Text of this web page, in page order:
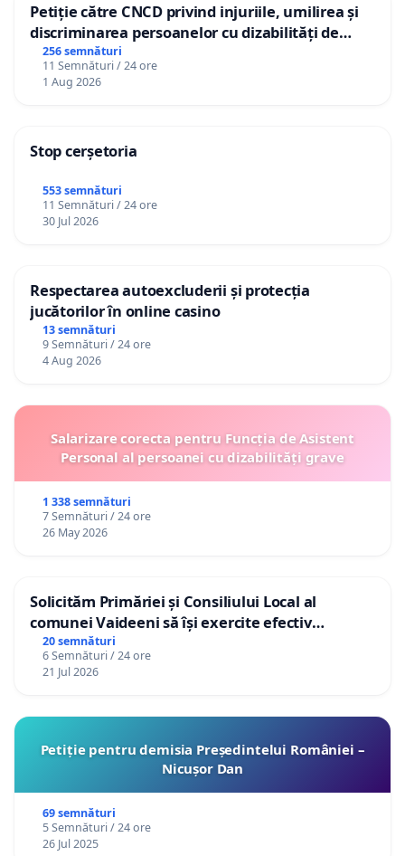
Petiție către CNCD privind injuriile, umilirea și
discriminarea persoanelor cu dizabilități de
către utilizatorul TikTok „Gorici”
256 semnături
11 Semnături / 24 ore
1 Aug 2026
Stop cerșetoria
553 semnături
11 Semnături / 24 ore
30 Jul 2026
Respectarea autoexcluderii și protecția
jucătorilor în online casino
13 semnături
9 Semnături / 24 ore
4 Aug 2026
Salarizare corecta pentru Funcția de Asistent
Personal al persoanei cu dizabilități grave
1 338 semnături
7 Semnături / 24 ore
26 May 2026
Solicităm Primăriei și Consiliului Local al
comunei Vaideeni să își exercite efectiv
atribuțiile legale și să reprezinte interesele
cetățenilor în raport cu APAVIL S.A, operatorul
serviciului de apă!
20 semnături
6 Semnături / 24 ore
21 Jul 2026
Petiție pentru demisia Președintelui României –
Nicușor Dan
69 semnături
5 Semnături / 24 ore
26 Jul 2025